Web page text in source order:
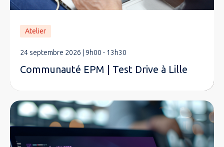
Atelier
24 septembre 2026 | 9h00 - 13h30
Communauté EPM | Test Drive à Lille